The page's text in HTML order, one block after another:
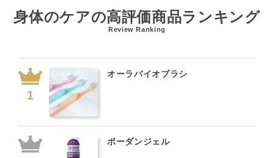
身体のケアの高評価商品ランキング
Review Ranking
オーラバイオブラシ
ボーダンジェル